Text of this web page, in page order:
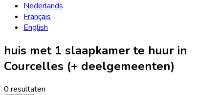
Nederlands
Français
English
huis met 1 slaapkamer te huur in
Courcelles (+ deelgemeenten)
0 resultaten